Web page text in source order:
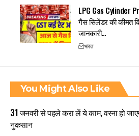
LPG Gas Cylinder
गैस सिलेंडर की कीमत
जानकारी…
भारत
You Might Also Like
31 जनवरी से पहले करा लें ये काम, वरना हो
नुकसान